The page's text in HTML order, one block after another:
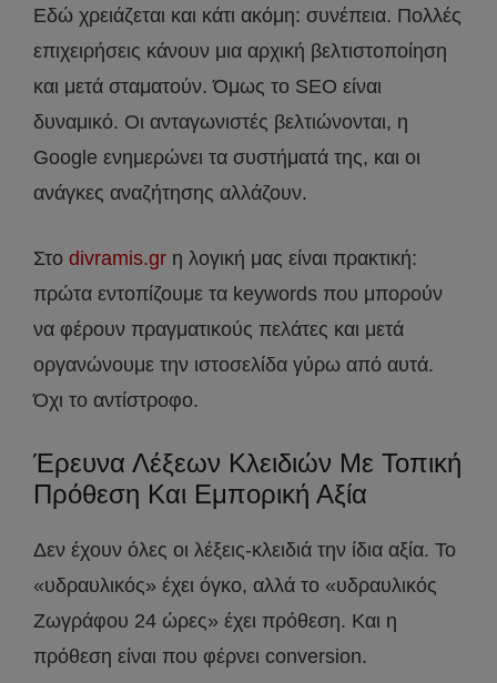
Εδώ χρειάζεται και κάτι ακόμη: συνέπεια. Πολλές
επιχειρήσεις κάνουν μια αρχική βελτιστοποίηση
και μετά σταματούν. Όμως το SEO είναι
δυναμικό. Οι ανταγωνιστές βελτιώνονται, η
Google ενημερώνει τα συστήματά της, και οι
ανάγκες αναζήτησης αλλάζουν.
Στο divramis.gr η λογική μας είναι πρακτική:
πρώτα εντοπίζουμε τα keywords που μπορούν
να φέρουν πραγματικούς πελάτες και μετά
οργανώνουμε την ιστοσελίδα γύρω από αυτά.
Όχι το αντίστροφο.
Έρευνα Λέξεων Κλειδιών Με Τοπική
Πρόθεση Και Εμπορική Αξία
Δεν έχουν όλες οι λέξεις-κλειδιά την ίδια αξία. Το
«υδραυλικός» έχει όγκο, αλλά το «υδραυλικός
Ζωγράφου 24 ώρες» έχει πρόθεση. Και η
πρόθεση είναι που φέρνει conversion.